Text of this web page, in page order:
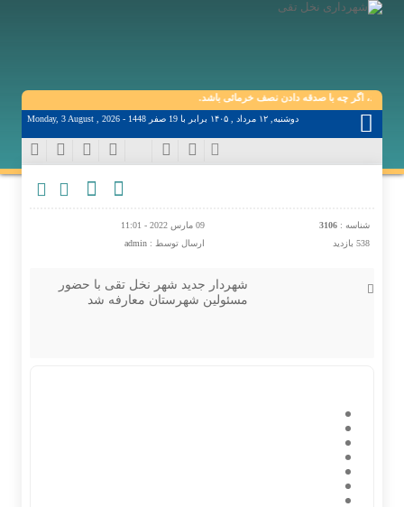
اگر چه با صدقه دادن نصف خرمائی باشد.
دوشنبه, ۱۲ مرداد , ۱۴۰۵ برابر با 19 صفر 1448 - Monday, 3 August , 2026
شناسه : 3106
09 مارس 2022 - 11:01
538 بازدید
ارسال توسط :admin
شهردار جدید شهر نخل تقی با حضور
مسئولین شهرستان معارفه شد